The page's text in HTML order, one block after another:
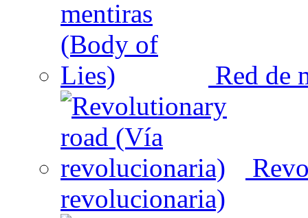
Red de
revolucionaria)